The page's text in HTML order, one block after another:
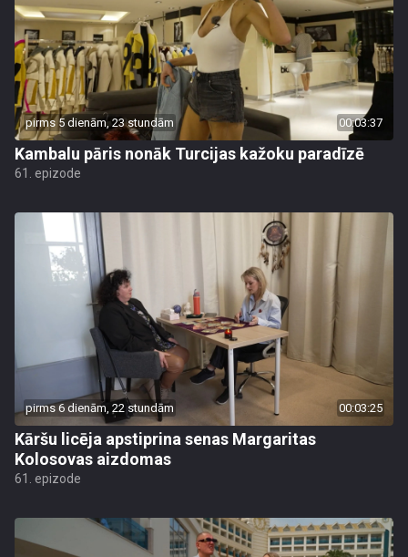
pirms 5 dienām, 23 stundām 00:03:37
Kambalu pāris nonāk Turcijas kažoku paradīzē
61. epizode
pirms 6 dienām, 22 stundām 00:03:25
Kāršu licēja apstiprina senas Margaritas
Kolosovas aizdomas
61. epizode